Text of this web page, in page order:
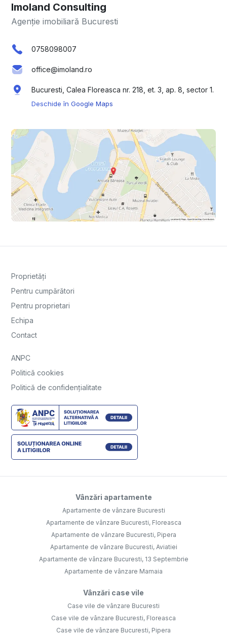
Imoland Consulting
Agenție imobiliară Bucuresti
0758098007
office@imoland.ro
Bucuresti, Calea Floreasca nr. 218, et. 3, ap. 8, sector 1.
Deschide în Google Maps
Proprietăți
Pentru cumpărători
Pentru proprietari
Echipa
Contact
ANPC
Politică cookies
Politică de confidențialitate
Vânzări apartamente
Apartamente de vânzare Bucuresti
Apartamente de vânzare Bucuresti, Floreasca
Apartamente de vânzare Bucuresti, Pipera
Apartamente de vânzare Bucuresti, Aviatiei
Apartamente de vânzare Bucuresti, 13 Septembrie
Apartamente de vânzare Mamaia
Vânzări case vile
Case vile de vânzare Bucuresti
Case vile de vânzare Bucuresti, Floreasca
Case vile de vânzare Bucuresti, Pipera